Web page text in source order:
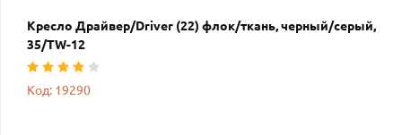
Кресло Драйвер/Driver (22) флок/ткань, черный/серый,
35/TW-12
Код: 19290